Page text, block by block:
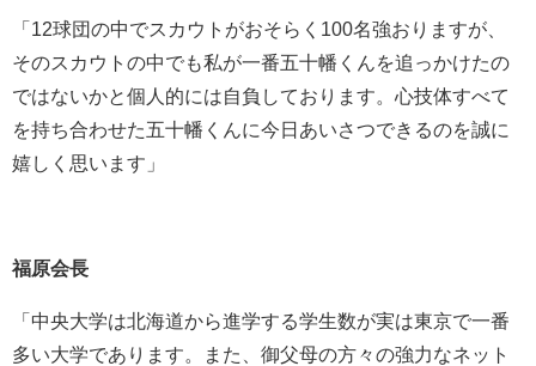
「12球団の中でスカウトがおそらく100名強おりますが、
そのスカウトの中でも私が一番五十幡くんを追っかけたの
ではないかと個人的には自負しております。心技体すべて
を持ち合わせた五十幡くんに今日あいさつできるのを誠に
嬉しく思います」
福原会長
「中央大学は北海道から進学する学生数が実は東京で一番
多い大学であります。また、御父母の方々の強力なネット